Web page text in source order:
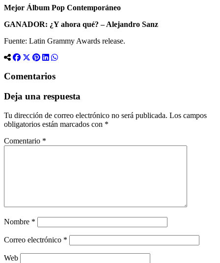
Mejor Álbum Pop Contemporáneo
GANADOR: ¿Y ahora qué? – Alejandro Sanz
Fuente: Latin Grammy Awards release.
Comentarios
Deja una respuesta
Tu dirección de correo electrónico no será publicada. Los campos
obligatorios están marcados con *
Comentario *
Nombre *
Correo electrónico *
Web